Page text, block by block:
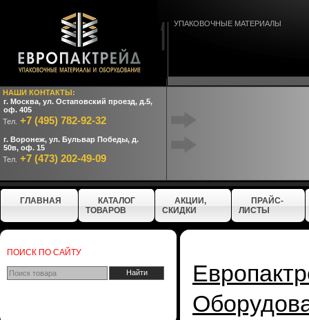
НАШИ КОНТАКТЫ:
г. Москва, ул. Остаповский проезд, д.5,
оф. 405
Тел. +7 (495) 782-92-32
г. Воронеж, ул. Бульвар Победы, д.
50в, оф. 15
Тел. +7 (473) 202-49-09
УПАКОВОЧНЫЕ МАТЕРИАЛЫ
ГЛАВНАЯ
КАТАЛОГ
ТОВАРОВ
АКЦИИ,
СКИДКИ
ПРАЙС-
ЛИСТЫ
ПОИСК ПО САЙТУ